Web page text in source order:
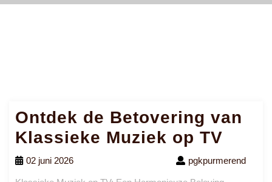
Ontdek de Betovering van
Klassieke Muziek op TV
02 juni 2026 pgkpurmerend